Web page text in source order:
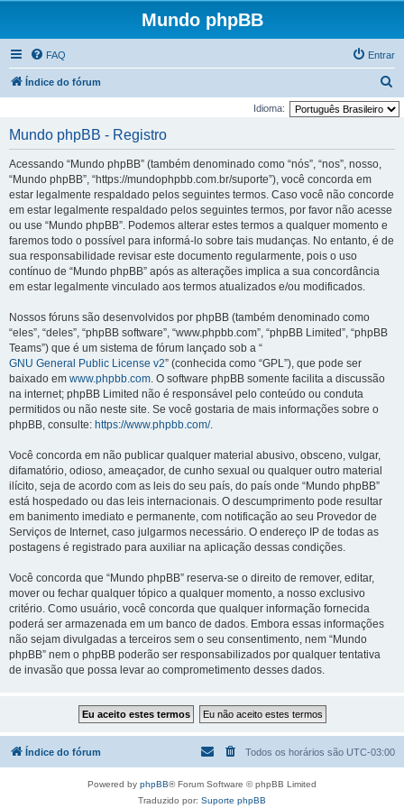
Mundo phpBB
FAQ Entrar
Índice do fórum
e
Idioma:
Mundo phpBB - Registro
Acessando “Mundo phpBB” (também denominado como “nós”, “nos”, nosso,
“Mundo phpBB”, “https://mundophpbb.com.br/suporte”), você concorda em
estar legalmente respaldado pelos seguintes termos. Caso você não concorde
em estar legalmente respaldado pelos seguintes termos, por favor não acesse
ou use “Mundo phpBB”. Podemos alterar estes termos a qualquer momento e
faremos todo o possível para informá-lo sobre tais mudanças. No entanto, é de
sua responsabilidade revisar este documento regularmente, pois o uso
contínuo de “Mundo phpBB” após as alterações implica a sua concordância
em estar legalmente vinculado aos termos atualizados e/ou modificados.
Nossos fóruns são desenvolvidos por phpBB (também denominado como
“eles”, “deles”, “phpBB software”, “www.phpbb.com”, “phpBB Limited”, “phpBB
Teams”) que é um sistema de fórum lançado sob a “
GNU General Public License v2” (conhecida como “GPL”), que pode ser
baixado em www.phpbb.com. O software phpBB somente facilita a discussão
na internet; phpBB Limited não é responsável pelo conteúdo ou conduta
permitidos ou não neste site. Se você gostaria de mais informações sobre o
phpBB, consulte: https://www.phpbb.com/.
Você concorda em não publicar qualquer material abusivo, obsceno, vulgar,
difamatório, odioso, ameaçador, de cunho sexual ou qualquer outro material
ilícito, seja de acordo com as leis do seu país, do país onde “Mundo phpBB”
está hospedado ou das leis internacionais. O descumprimento pode resultar
em banimento imediato e permanente, com notificação ao seu Provedor de
Serviços de Internet, caso julgarmos necessário. O endereço IP de todas as
postagens é registrado para auxiliar na aplicação dessas condições.
Você concorda que “Mundo phpBB” reserva-se o direito de remover, editar,
mover ou fechar qualquer tópico a qualquer momento, a nosso exclusivo
critério. Como usuário, você concorda que qualquer informação fornecida
poderá ser armazenada em um banco de dados. Embora essas informações
não sejam divulgadas a terceiros sem o seu consentimento, nem “Mundo
phpBB” nem o phpBB poderão ser responsabilizados por qualquer tentativa
de invasão que possa levar ao comprometimento desses dados.
Índice do fórum Todos os horários são UTC-03:00
Powered by phpBB® Forum Software © phpBB Limited
Traduzido por: Suporte phpBB